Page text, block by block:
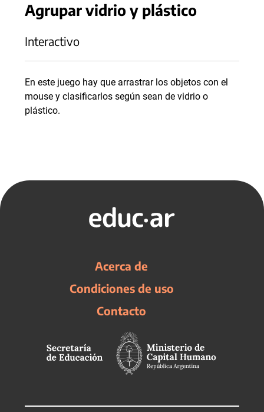
Agrupar vidrio y plástico
Interactivo
En este juego hay que arrastrar los objetos con el
mouse y clasificarlos según sean de vidrio o
plástico.
Acerca de
Condiciones de uso
Contacto